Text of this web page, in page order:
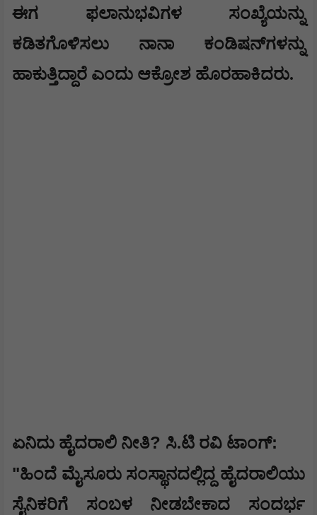
ಈಗ ಫಲಾನುಭವಿಗಳ ಸಂಖ್ಯೆಯನ್ನು
ಕಡಿತಗೊಳಿಸಲು ನಾನಾ ಕಂಡಿಷನ್‌ಗಳನ್ನು
ಹಾಕುತ್ತಿದ್ದಾರೆ ಎಂದು ಆಕ್ರೋಶ ಹೊರಹಾಕಿದರು.
​ಏನಿದು ಹೈದರಾಲಿ ನೀತಿ? ಸಿ.ಟಿ ರವಿ ಟಾಂಗ್:
​"ಹಿಂದೆ ಮೈಸೂರು ಸಂಸ್ಥಾನದಲ್ಲಿದ್ದ ಹೈದರಾಲಿಯು
ಸೈನಿಕರಿಗೆ ಸಂಬಳ ನೀಡಬೇಕಾದ ಸಂದರ್ಭ